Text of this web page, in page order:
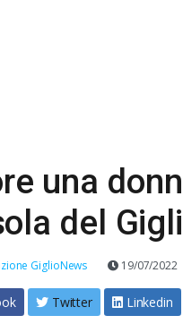
una
del
GiglioNews 19/07/2022
Twitter Linkedin